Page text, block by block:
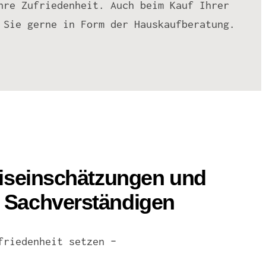
Zufriedenheit. Auch beim Kauf Ihrer
gerne in Form der Hauskaufberatung.
und
setzen –